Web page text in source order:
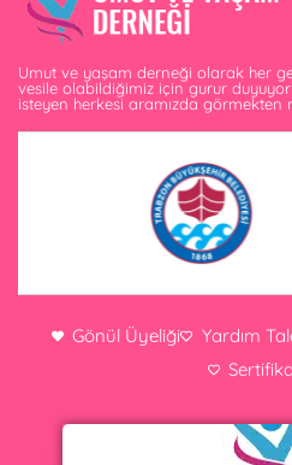
Umut ve yaşam derneği olarak her
vesile olabildiğimiz için gurur
isteyen herkesi aramızda görmekten
Gönül Üyeliği Yardım